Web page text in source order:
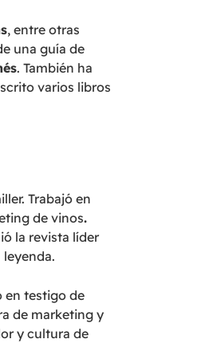
, entre otras
una guía de
. También ha
varios libros
Trabajó en
de vinos.
la revista líder
en testigo de
de marketing y
y cultura de